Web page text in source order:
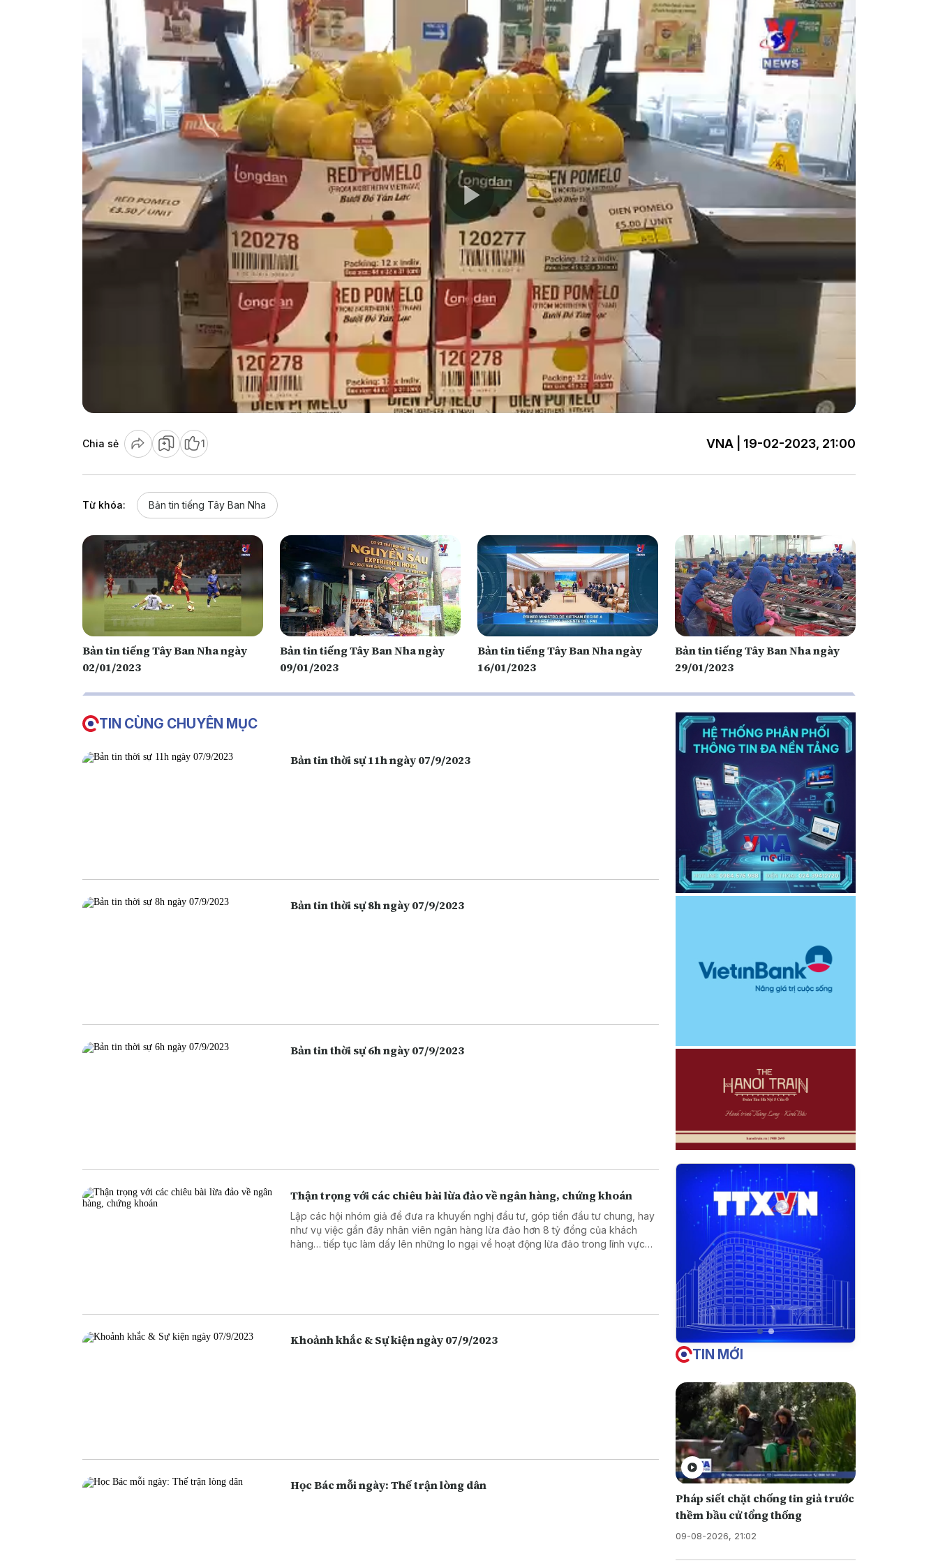
Play
Video
Chia sẻ 1 VNA | 19-02-2023, 21:00
Từ khóa: Bản tin tiếng Tây Ban Nha
Bản tin tiếng Tây Ban Nha ngày
02/01/2023
Bản tin tiếng Tây Ban Nha ngày
09/01/2023
Bản tin tiếng Tây Ban Nha ngày
16/01/2023
Bản tin tiếng Tây Ban Nha ngày
29/01/2023
TIN CÙNG CHUYÊN MỤC
Bản tin thời sự 11h ngày 07/9/2023
Bản tin thời sự 8h ngày 07/9/2023
Bản tin thời sự 6h ngày 07/9/2023
Thận trọng với các chiêu bài lừa đảo về ngân hàng, chứng khoán
Lập các hội nhóm giả để đưa ra khuyến nghị đầu tư, góp tiền đầu tư chung, hay
như vụ việc gần đây nhân viên ngân hàng lừa đảo hơn 8 tỷ đồng của khách
hàng… tiếp tục làm dấy lên những lo ngại về hoạt động lừa đảo trong lĩnh vực
Khoảnh khắc & Sự kiện ngày 07/9/2023
Học Bác mỗi ngày: Thế trận lòng dân
TIN MỚI
Pháp siết chặt chống tin giả trước
thềm bầu cử tổng thống
09-08-2026, 21:02